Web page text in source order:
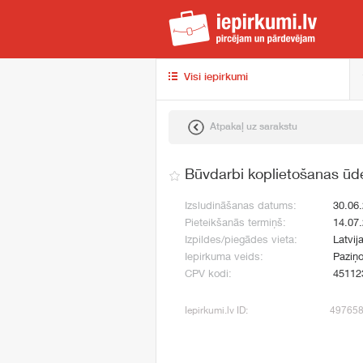
Visi iepirkumi
Atpakaļ uz sarakstu
Būvdarbi koplietošanas
Izsludināšanas datums:
Pieteikšanās termiņš:
Izpildes/piegādes vieta:
Iepirkuma veids:
CPV kodi:
Iepirkumi.lv ID: